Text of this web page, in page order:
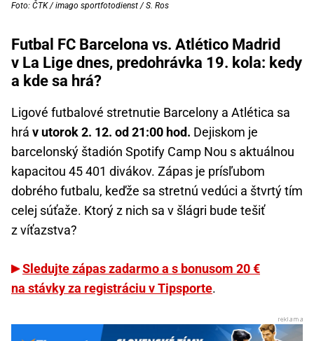
Foto: ČTK / imago sportfotodienst / S. Ros
Futbal FC Barcelona vs. Atlético Madrid
v La Lige dnes, predohrávka 19. kola: kedy
a kde sa hrá?
Ligové futbalové stretnutie Barcelony a Atlética sa
hrá v utorok 2. 12. od 21:00 hod. Dejiskom je
barcelonský štadión Spotify Camp Nou s aktuálnou
kapacitou 45 401 divákov. Zápas je prísľubom
dobrého futbalu, keďže sa stretnú vedúci a štvrtý tím
celej súťaže. Ktorý z nich sa v šlágri bude tešiť
z víťazstva?
Sledujte zápas zadarmo a s bonusom 20 €
na stávky za registráciu v Tipsporte.